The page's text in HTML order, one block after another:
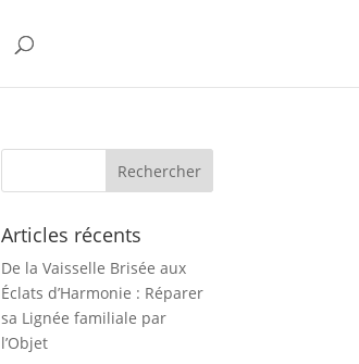
Articles récents
De la Vaisselle Brisée aux
Éclats d’Harmonie : Réparer
sa Lignée familiale par
l’Objet